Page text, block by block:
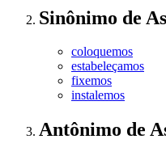
Sinônimo de
coloquemos
estabeleçamos
fixemos
instalemos
Antônimo de